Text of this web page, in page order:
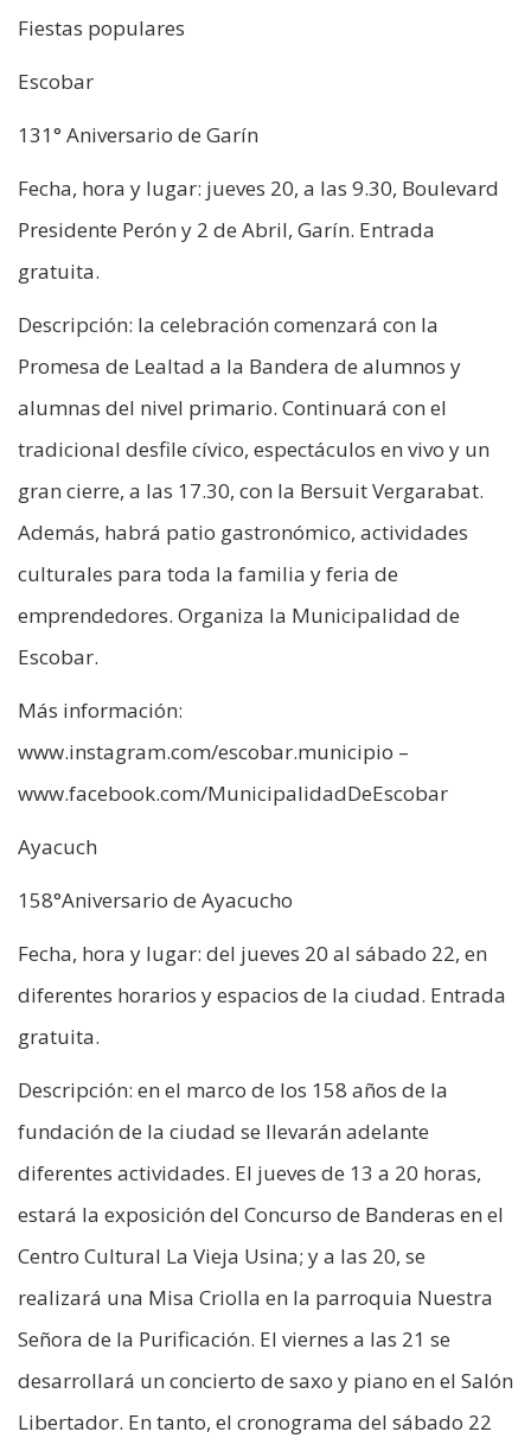
Fiestas populares
Escobar
131° Aniversario de Garín
Fecha, hora y lugar: jueves 20, a las 9.30, Boulevard
Presidente Perón y 2 de Abril, Garín. Entrada
gratuita.
Descripción: la celebración comenzará con la
Promesa de Lealtad a la Bandera de alumnos y
alumnas del nivel primario. Continuará con el
tradicional desfile cívico, espectáculos en vivo y un
gran cierre, a las 17.30, con la Bersuit Vergarabat.
Además, habrá patio gastronómico, actividades
culturales para toda la familia y feria de
emprendedores. Organiza la Municipalidad de
Escobar.
Más información:
www.instagram.com/escobar.municipio –
www.facebook.com/MunicipalidadDeEscobar
Ayacuch
158°Aniversario de Ayacucho
Fecha, hora y lugar: del jueves 20 al sábado 22, en
diferentes horarios y espacios de la ciudad. Entrada
gratuita.
Descripción: en el marco de los 158 años de la
fundación de la ciudad se llevarán adelante
diferentes actividades. El jueves de 13 a 20 horas,
estará la exposición del Concurso de Banderas en el
Centro Cultural La Vieja Usina; y a las 20, se
realizará una Misa Criolla en la parroquia Nuestra
Señora de la Purificación. El viernes a las 21 se
desarrollará un concierto de saxo y piano en el Salón
Libertador. En tanto, el cronograma del sábado 22